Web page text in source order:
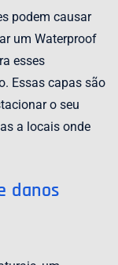
podem causar
um Waterproof
esses
Essas capas são
o seu
a locais onde
danos